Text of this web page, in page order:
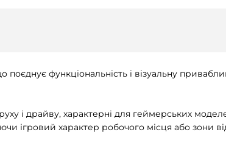
функціональність і візуальну
і драйву, характерні для геймерських
ігровий характер робочого місця або зони